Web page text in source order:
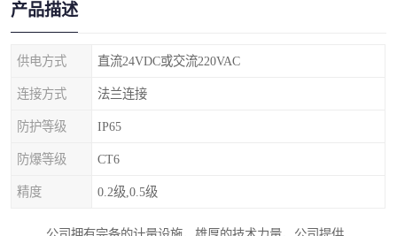
产品描述
供电方式 直流24VDC或交流220VAC
连接方式 法兰连接
防护等级 IP65
防爆等级 CT6
精度 0.2级,0.5级